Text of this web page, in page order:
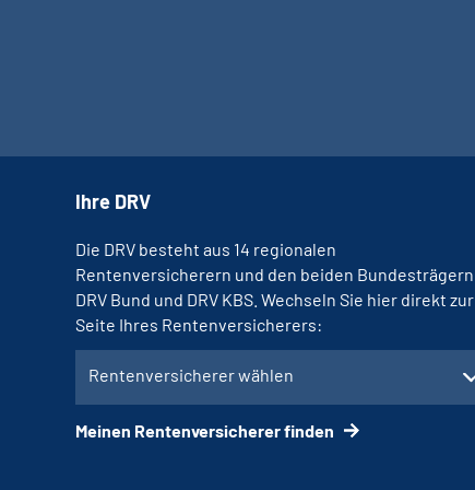
Ihre DRV
Die DRV besteht aus 14 regionalen
Rentenversicherern und den beiden Bundesträgern
DRV Bund und DRV KBS. Wechseln Sie hier direkt zur
Seite Ihres Rentenversicherers:
Rentenversicherer wählen
Meinen Rentenversicherer finden